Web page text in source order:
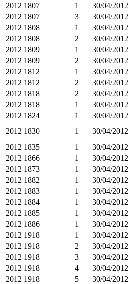
2012 1807 1 30/04/2012
2012 1807 3 30/04/2012
2012 1808 1 30/04/2012
2012 1808 2 30/04/2012
2012 1809 1 30/04/2012
2012 1809 2 30/04/2012
2012 1812 1 30/04/2012
2012 1812 2 30/04/2012
2012 1818 2 30/04/2012
2012 1818 1 30/04/2012
2012 1824 1 30/04/2012
2012 1830 1 30/04/2012
2012 1835 1 30/04/2012
2012 1866 1 30/04/2012
2012 1873 1 30/04/2012
2012 1882 1 30/04/2012
2012 1883 1 30/04/2012
2012 1884 1 30/04/2012
2012 1885 1 30/04/2012
2012 1886 1 30/04/2012
2012 1918 1 30/04/2012
2012 1918 2 30/04/2012
2012 1918 3 30/04/2012
2012 1918 4 30/04/2012
2012 1918 5 30/04/2012